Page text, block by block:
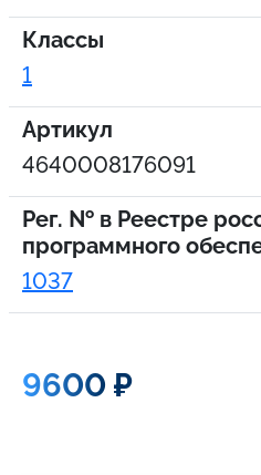
Классы
1
Артикул
4640008176091
Рег. № в Реестре
программного
1037
9600 ₽